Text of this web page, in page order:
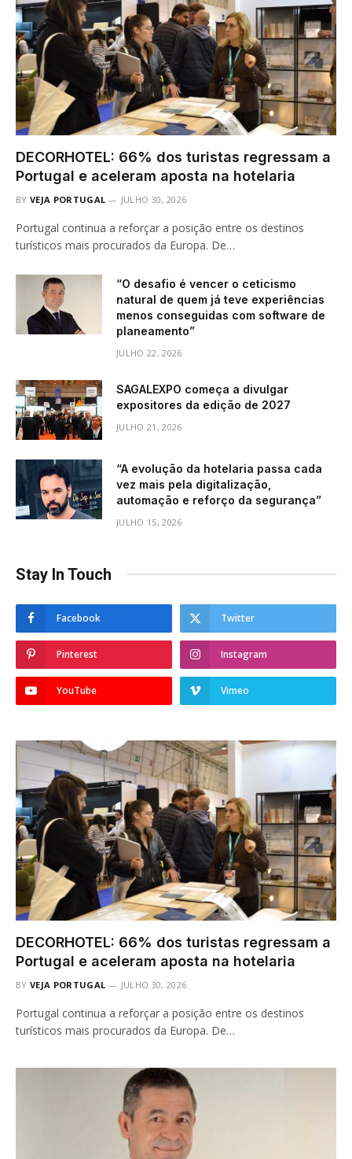
DECORHOTEL: 66% dos turistas regressam a
Portugal e aceleram aposta na hotelaria
BY VEJA PORTUGAL JULHO 30, 2026
Portugal continua a reforçar a posição entre os destinos
turísticos mais procurados da Europa. De…
“O desafio é vencer o ceticismo
natural de quem já teve experiências
menos conseguidas com software de
planeamento”
JULHO 22, 2026
SAGALEXPO começa a divulgar
expositores da edição de 2027
JULHO 21, 2026
“A evolução da hotelaria passa cada
vez mais pela digitalização,
automação e reforço da segurança”
JULHO 15, 2026
Stay In Touch
Facebook Twitter
Pinterest Instagram
YouTube Vimeo
DECORHOTEL: 66% dos turistas regressam a
Portugal e aceleram aposta na hotelaria
BY VEJA PORTUGAL JULHO 30, 2026
Portugal continua a reforçar a posição entre os destinos
turísticos mais procurados da Europa. De…